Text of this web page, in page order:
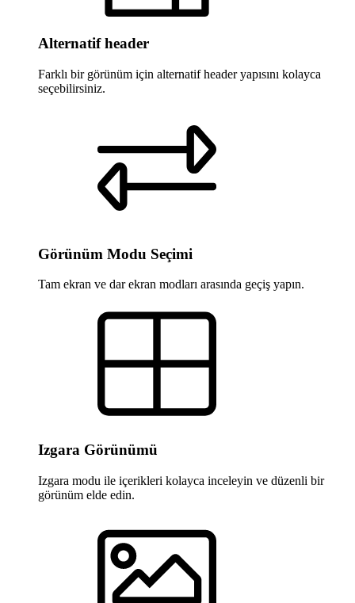
Alternatif header
Farklı bir görünüm için alternatif header yapısını kolayca
seçebilirsiniz.
Görünüm Modu Seçimi
Tam ekran ve dar ekran modları arasında geçiş yapın.
Izgara Görünümü
Izgara modu ile içerikleri kolayca inceleyin ve düzenli bir
görünüm elde edin.